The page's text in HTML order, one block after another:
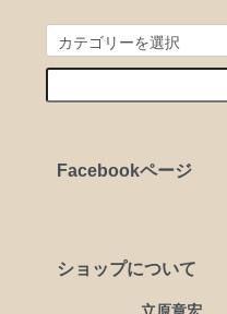
Facebookページ
ショップについて